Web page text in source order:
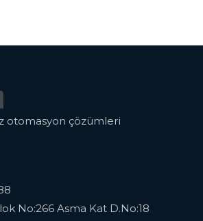
otomasyon çözümleri
No:266 Asma Kat D.No:18